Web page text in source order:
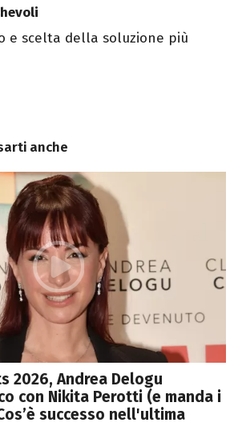
e scelta della soluzione più
anche
2026, Andrea Delogu
con Nikita Perotti (e manda i
successo nell'ultima